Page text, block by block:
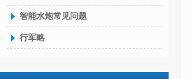
智能水炮常见问题
行军略